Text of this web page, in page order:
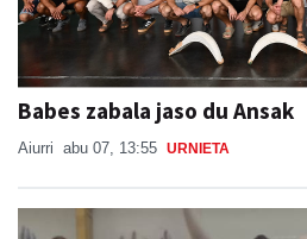
Babes zabala jaso du Ansak
Aiurri abu 07, 13:55 URNIETA